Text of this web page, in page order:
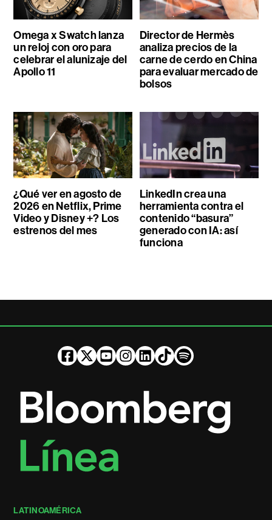
Omega x Swatch lanza
un reloj con oro para
celebrar el alunizaje del
Apollo 11
Director de Hermès
analiza precios de la
carne de cerdo en China
para evaluar mercado de
bolsos
¿Qué ver en agosto de
2026 en Netflix, Prime
Video y Disney +? Los
estrenos del mes
LinkedIn crea una
herramienta contra el
contenido “basura”
generado con IA: así
funciona
LATINOAMÉRICA